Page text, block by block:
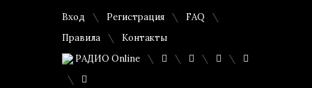
Вход Регистрация
FAQ
Правила
Контакты
РАДИО Online